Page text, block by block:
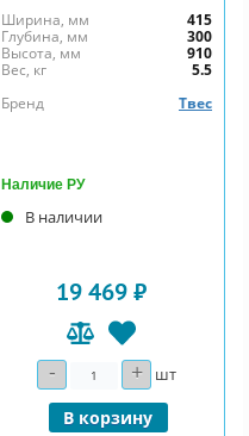
Ширина, мм
415
Глубина, мм
300
Высота, мм
910
Вес, кг
5.5
Бренд
Твес
Наличие РУ
В наличии
19 469 ₽
- Количество+ шт
В корзину